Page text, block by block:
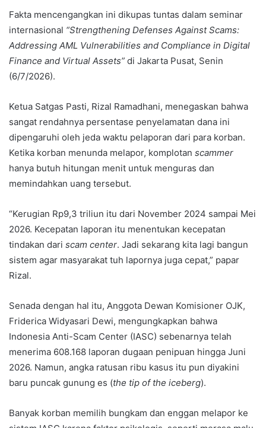
Fakta mencengangkan ini dikupas tuntas dalam seminar
internasional “Strengthening Defenses Against Scams:
Addressing AML Vulnerabilities and Compliance in Digital
Finance and Virtual Assets” di Jakarta Pusat, Senin
(6/7/2026).
Ketua Satgas Pasti, Rizal Ramadhani, menegaskan bahwa
sangat rendahnya persentase penyelamatan dana ini
dipengaruhi oleh jeda waktu pelaporan dari para korban.
Ketika korban menunda melapor, komplotan scammer
hanya butuh hitungan menit untuk menguras dan
memindahkan uang tersebut.
“Kerugian Rp9,3 triliun itu dari November 2024 sampai Mei
2026. Kecepatan laporan itu menentukan kecepatan
tindakan dari scam center. Jadi sekarang kita lagi bangun
sistem agar masyarakat tuh lapornya juga cepat,” papar
Rizal.
Senada dengan hal itu, Anggota Dewan Komisioner OJK,
Friderica Widyasari Dewi, mengungkapkan bahwa
Indonesia Anti-Scam Center (IASC) sebenarnya telah
menerima 608.168 laporan dugaan penipuan hingga Juni
2026. Namun, angka ratusan ribu kasus itu pun diyakini
baru puncak gunung es (the tip of the iceberg).
Banyak korban memilih bungkam dan enggan melapor ke